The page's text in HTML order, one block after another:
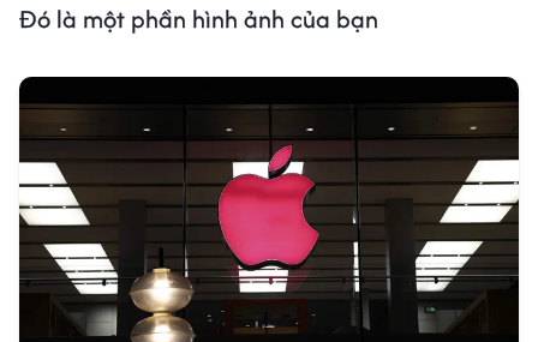
Đó là một phần hình ảnh của bạn